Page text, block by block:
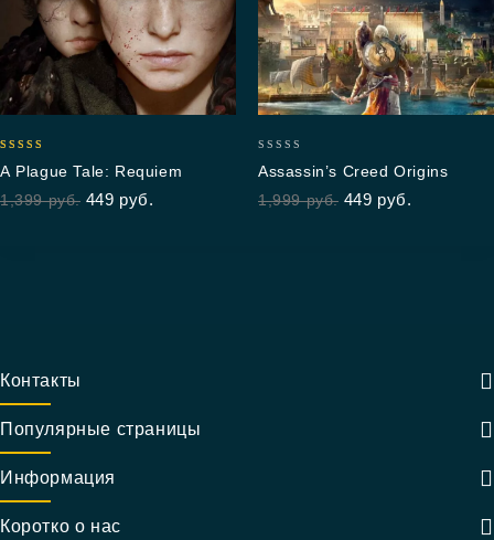
out of 5
A Plague Tale: Requiem
1,399руб. 449 руб.
out
of
Assassin’s Creed Origins
1,999руб. 449 руб.
Контакты
Популярные страницы
Информация
Коротко о нас